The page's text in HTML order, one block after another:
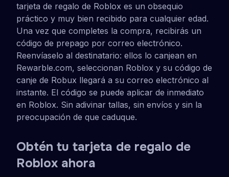
tarjeta de regalo de Roblox es un obsequio
práctico y muy bien recibido para cualquier edad.
Una vez que completes la compra, recibirás un
código de prepago por correo electrónico.
Reenvíaselo al destinatario: ellos lo canjean en
Rewarble.com, seleccionan Roblox y su código de
canje de Robux llegará a su correo electrónico al
instante. El código se puede aplicar de inmediato
en Roblox. Sin adivinar tallas, sin envíos y sin la
preocupación de que caduque.
Obtén tu tarjeta de regalo de
Roblox ahora